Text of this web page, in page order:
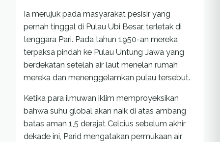
Ia merujuk pada masyarakat pesisir yang
pernah tinggal di Pulau Ubi Besar, terletak di
tenggara Pari. Pada tahun 1950-an mereka
terpaksa pindah ke Pulau Untung Jawa yang
berdekatan setelah air laut menelan rumah
mereka dan menenggelamkan pulau tersebut.
Ketika para ilmuwan iklim memproyeksikan
bahwa suhu global akan naik di atas ambang
batas aman 1,5 derajat Celcius sebelum akhir
dekade ini, Parid mengatakan permukaan air